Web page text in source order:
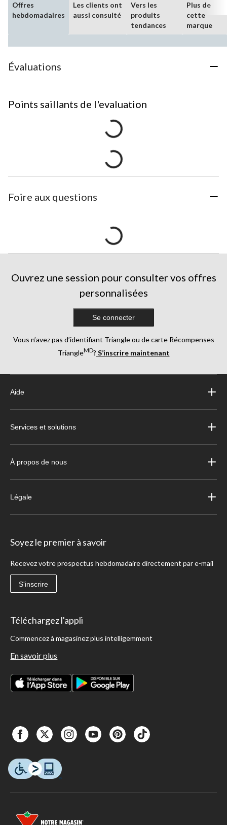
Offres
hebdomadaires
Les clients ont
aussi consulté
Vers les
produits
tendances
Plus de
cette
marque
Évaluations
Points saillants de l'evaluation
Foire aux questions
Ouvrez une session pour consulter vos offres
personnalisées
Se connecter
Vous n’avez pas d’identifiant Triangle ou de carte Récompenses
TriangleMD? S’inscrire maintenant
Aide
Services et solutions
À propos de nous
Légale
Soyez le premier à savoir
Recevez votre prospectus hebdomadaire directement par e-mail
S'inscrire
Téléchargez l'appli
Commencez à magasinez plus intelligemment
En savoir plus